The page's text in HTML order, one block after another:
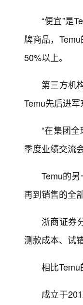
“便宜”是
牌商品，
50%以上。
第三方机
Temu先后进
“在集团
季度业绩交流
Temu的
再到销售的全
浙商证券
测款成本、试
相比
成立于